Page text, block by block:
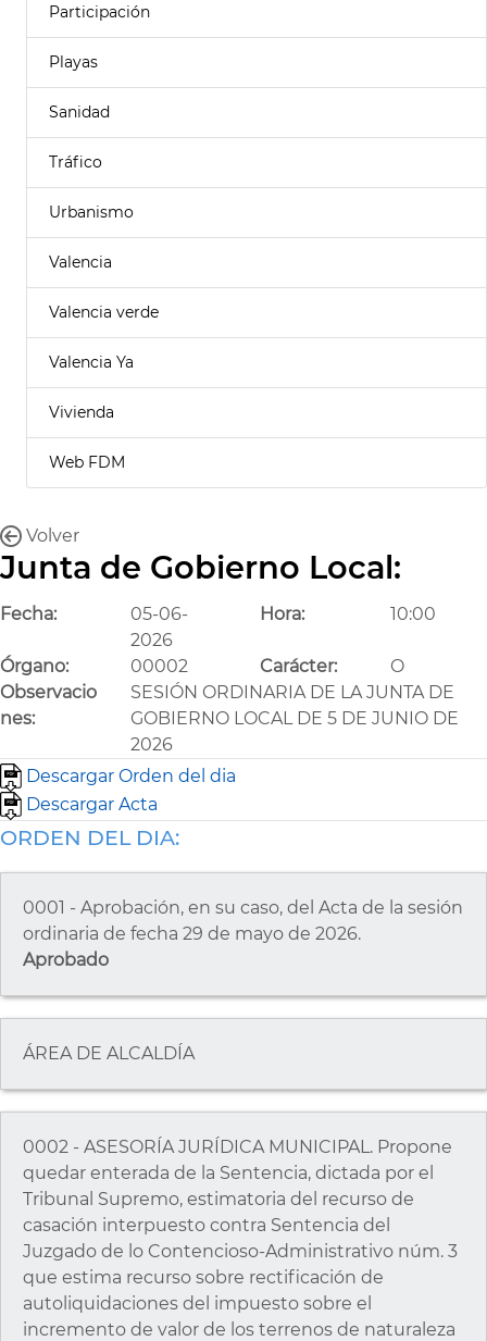
Participación
Playas
Sanidad
Tráfico
Urbanismo
Valencia
Valencia verde
Valencia Ya
Vivienda
Web FDM
Volver
Junta de Gobierno Local:
Fecha:
05-06-
2026
Hora: 10:00
Órgano: 00002 Carácter:
O
Observacio
nes:
SESIÓN ORDINARIA DE LA JUNTA DE
GOBIERNO LOCAL DE 5 DE JUNIO DE
2026
Descargar Orden del dia
Descargar Acta
ORDEN DEL DIA:
0001 - Aprobación, en su caso, del Acta de la sesión
ordinaria de fecha 29 de mayo de 2026.
Aprobado
ÁREA DE ALCALDÍA
0002 - ASESORÍA JURÍDICA MUNICIPAL. Propone
quedar enterada de la Sentencia, dictada por el
Tribunal Supremo, estimatoria del recurso de
casación interpuesto contra Sentencia del
Juzgado de lo Contencioso-Administrativo núm. 3
que estima recurso sobre rectificación de
autoliquidaciones del impuesto sobre el
incremento de valor de los terrenos de naturaleza